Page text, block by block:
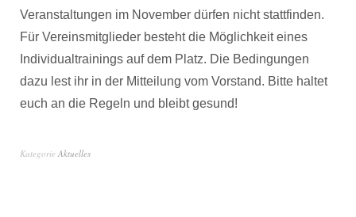
Veranstaltungen im November dürfen nicht stattfinden.
Für Vereinsmitglieder besteht die Möglichkeit eines
Individualtrainings auf dem Platz. Die Bedingungen
dazu lest ihr in der Mitteilung vom Vorstand. Bitte haltet
euch an die Regeln und bleibt gesund!
Kategorie Aktuelles